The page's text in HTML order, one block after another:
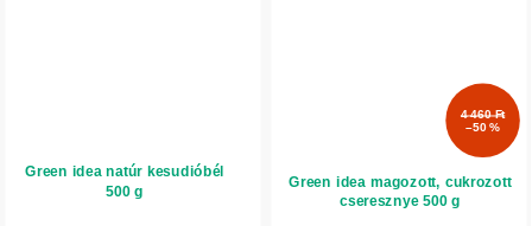
Green idea natúr kesudióbél
500 g
4 460 Ft
–50 %
Green idea magozott, cukrozott
cseresznye 500 g